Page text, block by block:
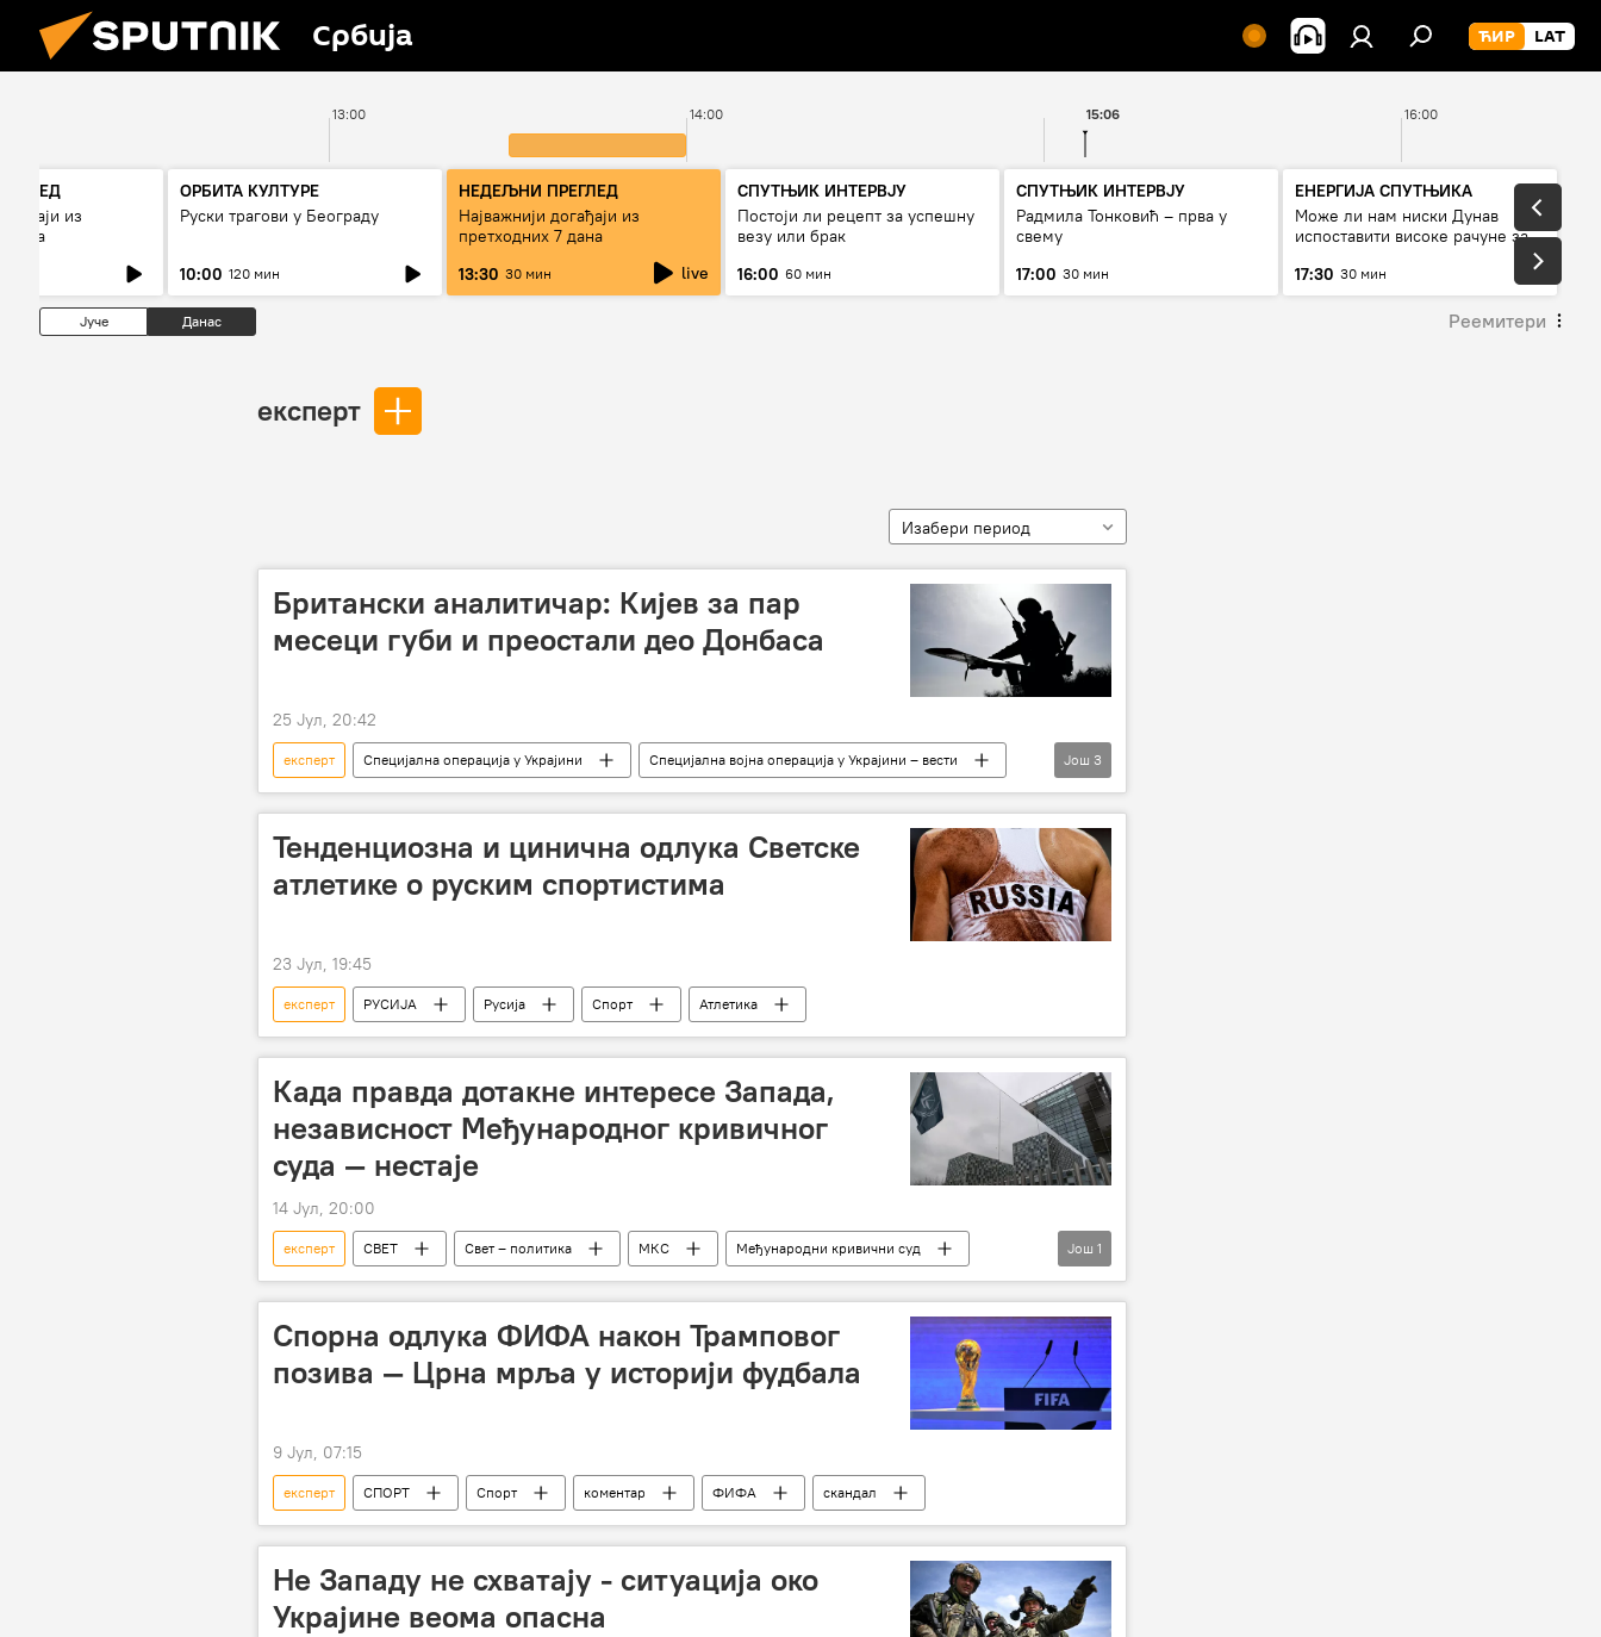
Србија
13:00 14:00 16:00
15:06
из
дана
ОРБИТА КУЛТУРЕ
Руски трагови у Београду
10:00 120 мин
НЕДЕЉНИ ПРЕГЛЕД
Најважнији догађаји из
претходних 7 дана
13:30 30 мин live
СПУТЊИК ИНТЕРВЈУ
Постоји ли рецепт за успешну
везу или брак
16:00 60 мин
СПУТЊИК ИНТЕРВЈУ
Радмила Тонковић – прва у
свему
17:00 30 мин
ЕНЕРГИЈА СПУТЊИКА
Може ли нам ниски Дунав
испоставити високе рачуне за
17:30 30 мин
Јуче Данас Реемитери
експерт
Изабери период
Британски аналитичар: Кијев за пар
месеци губи и преостали део Донбаса
25 Јул, 20:42
експерт Специјална операција у Украјини
Специјална војна операција у Украјини – вести
Русија
Украјина фронт
Још 3
Тенденциозна и цинична одлука Светске
атлетике о руским спортистима
23 Јул, 19:45
експерт РУСИЈА Русија Спорт Атлетика
Када правда дотакне интересе Запада,
независност Међународног кривичног
суда — нестаје
14 Јул, 20:00
експерт СВЕТ Свет – политика МКС
Међународни кривични суд
Бела кућа
Још 1
Спорна одлука ФИФА након Трамповог
позива — Црна мрља у историји фудбала
9 Јул, 07:15
експерт СПОРТ Спорт коментар ФИФА скандал
Не Западу не схватају - ситуација око
Украјине веома опасна